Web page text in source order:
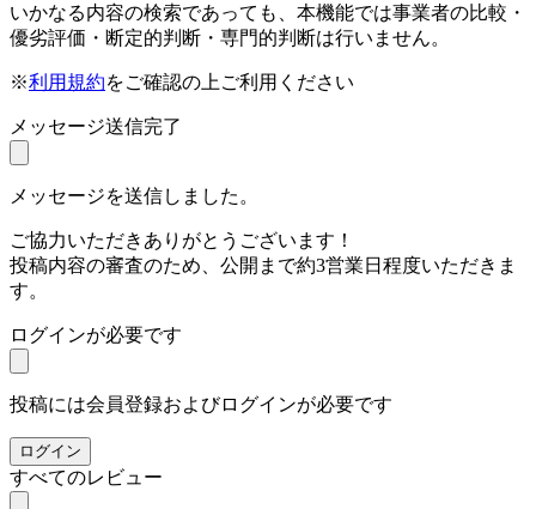
いかなる内容の検索であっても、本機能では事業者の比較・
優劣評価・断定的判断・専門的判断は行いません。
※利用規約をご確認の上ご利用ください
メッセージ送信完了
メッセージを送信しました。
ご協力いただきありがとうございます！
投稿内容の審査のため、公開まで約3営業日程度いただきま
す。
ログインが必要です
投稿には会員登録およびログインが必要です
ログイン
すべてのレビュー